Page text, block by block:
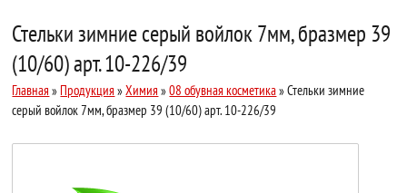
Стельки зимние серый войлок 7мм, бразмер 39
(10/60) арт. 10-226/39
Главная » Продукция »Химия »08 обувная косметика» Стельки зимние
серый войлок 7мм, бразмер 39 (10/60) арт. 10-226/39